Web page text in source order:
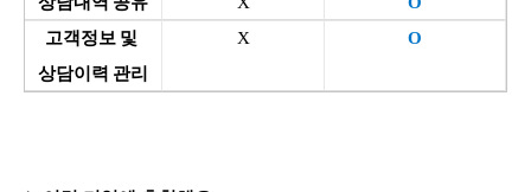
고객정보 및
상담이력 관리
X O